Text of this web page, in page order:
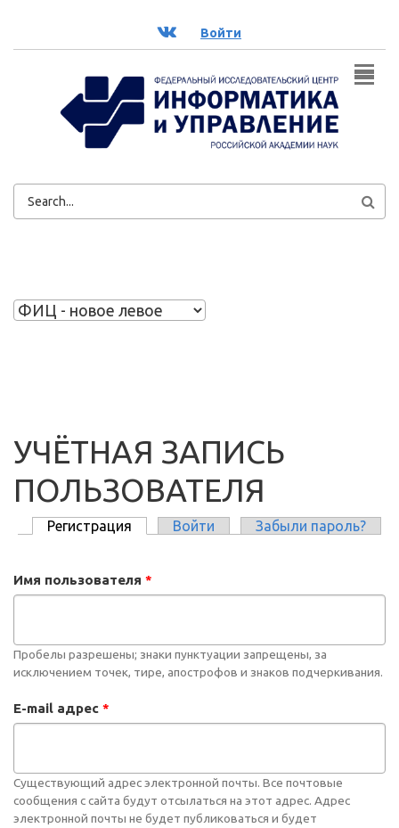
ВК Войти
ФОРМА
УЧЁТНАЯ ЗАПИСЬ
ПОЛЬЗОВАТЕЛЯ
Регистрация (активная вкладка)
Войти Забыли пароль?
Имя пользователя *
Пробелы разрешены; знаки пунктуации запрещены, за
исключением точек, тире, апострофов и знаков подчеркивания.
E-mail адрес *
Существующий адрес электронной почты. Все почтовые
сообщения с сайта будут отсылаться на этот адрес. Адрес
электронной почты не будет публиковаться и будет